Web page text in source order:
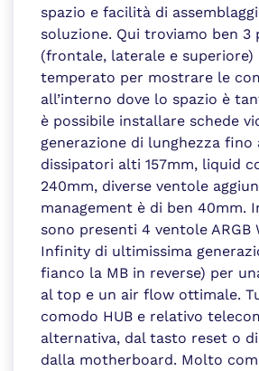
spazio e facilità di
soluzione. Qui troviamo ben 3
(frontale, laterale e superiore)
temperato per mostrare le
all’interno dove lo spazio è
è possibile installare schede
generazione di lunghezza fino
dissipatori alti 157mm, liquid
240mm, diverse ventole
management è di ben 40mm.
sono presenti 4 ventole ARGB
Infinity di ultimissima
fianco la MB in reverse) per
al top e un air flow ottimale.
comodo HUB e relativo
alternativa, dal tasto reset o
dalla motherboard. Molto